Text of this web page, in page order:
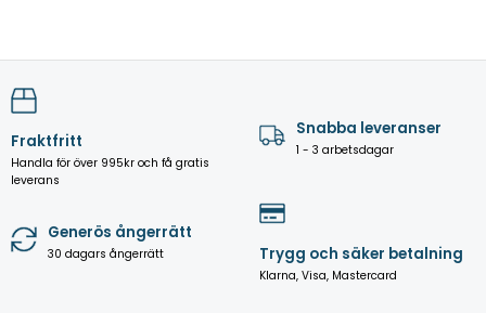
Fraktfritt
Handla för över 995kr och få gratis
leverans
Snabba leveranser
1 - 3 arbetsdagar
Generös ångerrätt
30 dagars ångerrätt Trygg och säker betalning
Klarna, Visa, Mastercard